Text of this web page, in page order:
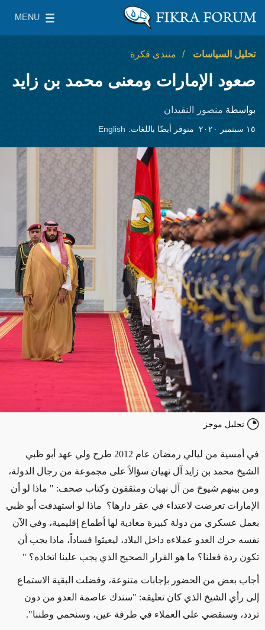
معهد واشنطن لسياسات الشرق الأدنى
MENU
Main Menu
تحليل السياسات منتدى فكرة
صعود الإمارات ومعنى محمد بن زايد
بواسطة منصور النقيدان
١٥ سبتمبر ٢٠٢٠ متوفر أيضًا باللغات: English
تحليل موجز
في أمسية من ليالي رمضان عام 2012 طرح ولي عهد أبو ظبي
الشيخ محمد بن زايد آل نهيان سؤالاً على مجموعة من رجال الدولة،
ومن بينهم شيوخ من آل نهيان ومثقفون وكتاب صحف: " ماذا لو أن
الإمارات تعرضت لاعتداء في عقر دارها؟ ماذا لو استهدفت أبو ظبي
بعمل عسكري من دولة كبيرة معادية لها أطماع إقليمية، وفي الآن
نفسه حرك العدو عملاءه داخل البلاد، ليعيثوا فساداً، ماذا يجب أن
تكون ردة فعلنا؟ ما هو القرار الصحيح الذي يجب علينا اتخاذه؟ "
أجاب بعض من الحضور بإجابات متنوعة، وفضلت البقية الاستماع
إلى رأي الشيخ الذي كان تعليقه: "سندك عاصمة العدو من دون
تردد، وسنقضي على العملاء في طرفة عين، وسنحمي وطننا".